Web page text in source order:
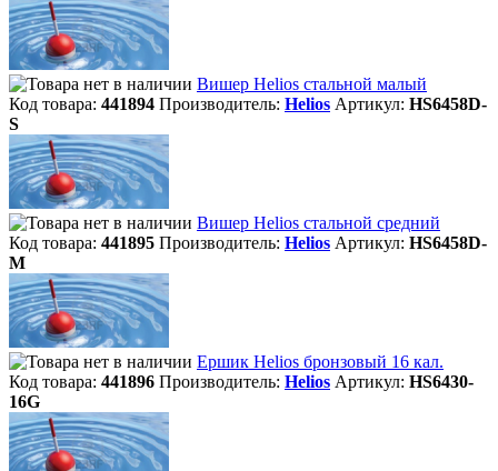
Вишер Helios стальной малый
Код товара: 441894 Производитель: Helios Артикул: HS6458D-
S
Вишер Helios стальной средний
Код товара: 441895 Производитель: Helios Артикул: HS6458D-
M
Ершик Helios бронзовый 16 кал.
Код товара: 441896 Производитель: Helios Артикул: HS6430-
16G